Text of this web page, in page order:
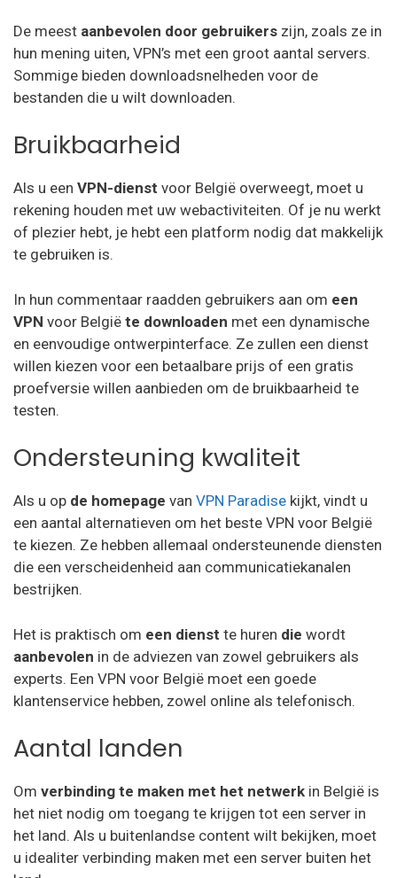
De meest aanbevolen door gebruikers zijn, zoals ze in
hun mening uiten, VPN’s met een groot aantal servers.
Sommige bieden downloadsnelheden voor de
bestanden die u wilt downloaden.
Bruikbaarheid
Als u een VPN-dienst voor België overweegt, moet u
rekening houden met uw webactiviteiten. Of je nu werkt
of plezier hebt, je hebt een platform nodig dat makkelijk
te gebruiken is.
In hun commentaar raadden gebruikers aan om een
VPN voor België te downloaden met een dynamische
en eenvoudige ontwerpinterface. Ze zullen een dienst
willen kiezen voor een betaalbare prijs of een gratis
proefversie willen aanbieden om de bruikbaarheid te
testen.
Ondersteuning kwaliteit
Als u op de homepage van VPN Paradise kijkt, vindt u
een aantal alternatieven om het beste VPN voor België
te kiezen. Ze hebben allemaal ondersteunende diensten
die een verscheidenheid aan communicatiekanalen
bestrijken.
Het is praktisch om een dienst te huren die wordt
aanbevolen in de adviezen van zowel gebruikers als
experts. Een VPN voor België moet een goede
klantenservice hebben, zowel online als telefonisch.
Aantal landen
Om verbinding te maken met het netwerk in België is
het niet nodig om toegang te krijgen tot een server in
het land. Als u buitenlandse content wilt bekijken, moet
u idealiter verbinding maken met een server buiten het